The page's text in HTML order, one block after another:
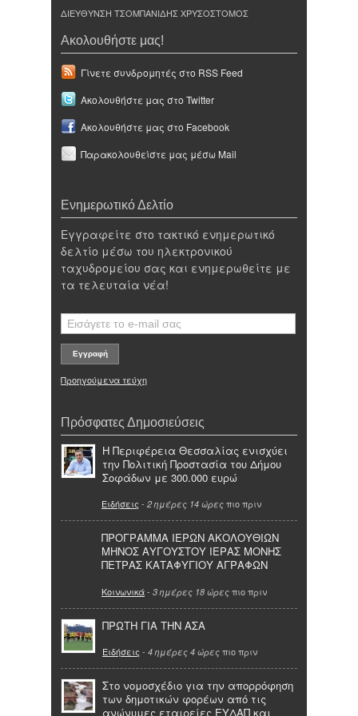
ΔΙΕΥΘΥΝΣΗ ΤΣΟΜΠΑΝΙΔΗΣ ΧΡΥΣΟΣΤΟΜΟΣ
Ακολουθήστε μας!
Γίνετε συνδρομητές στο RSS Feed
Ακολουθήστε μας στο Twitter
Ακολουθήστε μας στο Facebook
Παρακολουθείστε μας μέσω Mail
Ενημερωτικό Δελτίο
Εγγραφείτε στο τακτικό ενημερωτικό
δελτίο μέσω του ηλεκτρονικού
ταχυδρομείου σας και ενημερωθείτε με
τα τελευταία νέα!
Προηγούμενα τεύχη
Πρόσφατες Δημοσιεύσεις
Η Περιφέρεια Θεσσαλίας ενισχύει
την Πολιτική Προστασία του Δήμου
Σοφάδων με 300.000 ευρώ
Ειδήσεις - 2 ημέρες 14 ώρες πιο πριν
ΠΡΟΓΡΑΜΜΑ ΙΕΡΩΝ ΑΚΟΛΟΥΘΙΩΝ
ΜΗΝΟΣ ΑΥΓΟΥΣΤΟΥ ΙΕΡΑΣ ΜΟΝΗΣ
ΠΕΤΡΑΣ ΚΑΤΑΦΥΓΙΟΥ ΑΓΡΑΦΩΝ
Κοινωνικά- 3 ημέρες 18 ώρες πιο πριν
ΠΡΩΤΗ ΓΙΑ ΤΗΝ ΑΣΑ
Ειδήσεις - 4 ημέρες 4 ώρες πιο πριν
Στο νομοσχέδιο για την απορρόφηση
των δημοτικών φορέων από τις
ανώνυμες εταιρείες ΕΥΔΑΠ και